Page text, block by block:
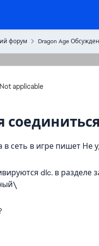
форум Dragon Age
Not applicable
сеть в игре пишет Не
dlc. в